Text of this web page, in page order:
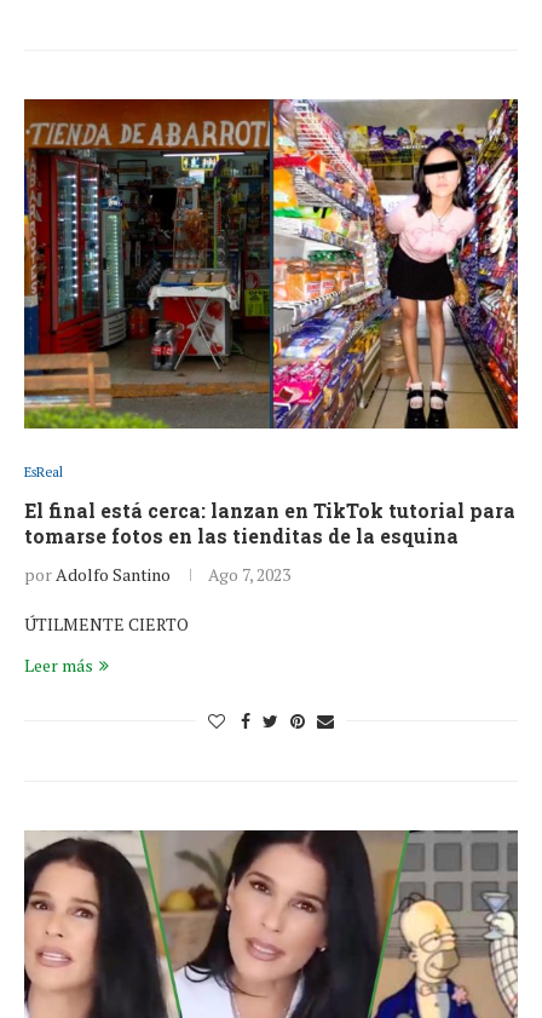
EsReal
El final está cerca: lanzan en TikTok tutorial para
tomarse fotos en las tienditas de la esquina
porAdolfo Santino Ago 7, 2023
ÚTILMENTE CIERTO
Leer más